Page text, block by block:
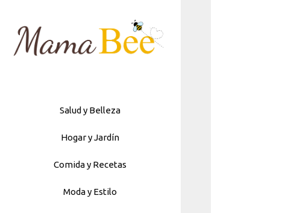
Salud y Belleza
Hogar y Jardín
Comida y Recetas
Moda y Estilo